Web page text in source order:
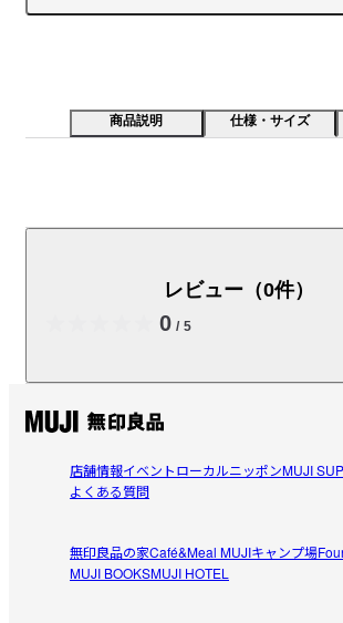
商品説明 仕様・サイズ
20デニールの再生ナイロン糸を、生地に破
ヴィンテージのフードコートのシルエットと
スにした、ゆったりとしたシルエットです。
【仕様】
レビュー（0件）
0 / 5
商品の使い方やレビューの投稿をお待ちし
レビューを投稿する
店舗情報イベントローカルニッポンMUJI
よくある質問
無印良品の家Café&Meal MUJIキャンプ場
MUJI BOOKSMUJI HOTEL